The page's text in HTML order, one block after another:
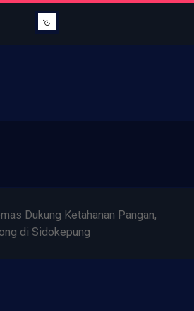
Dukung Ketahanan Pangan,
di Sidokepung